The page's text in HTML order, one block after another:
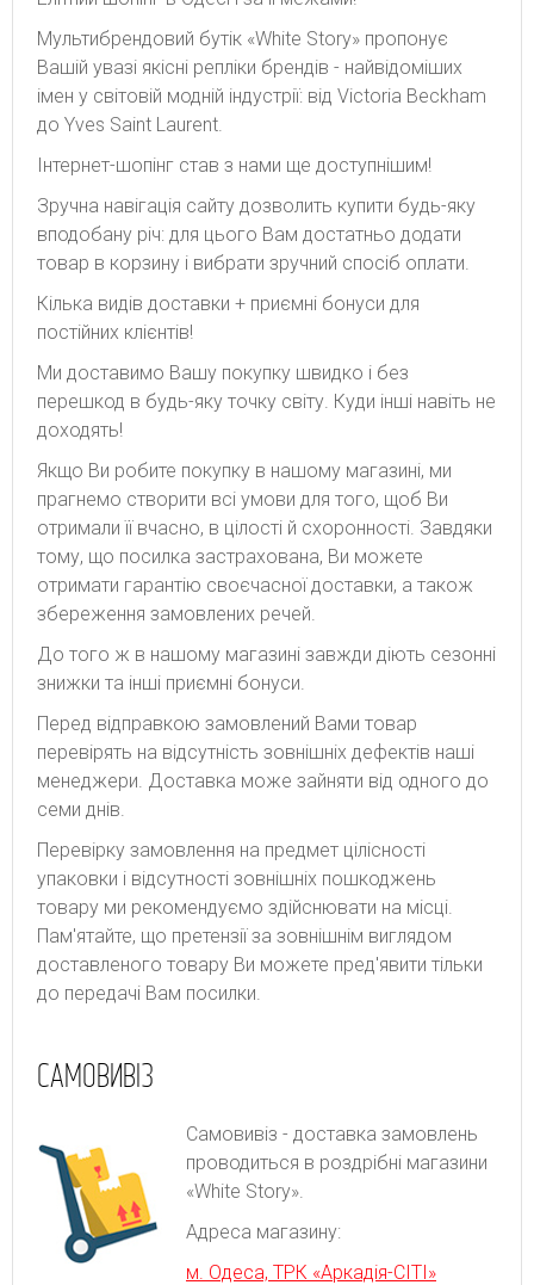
Мультибрендовий бутік «White Story» пропонує
Вашій увазі якісні репліки брендів - найвідоміших
імен у світовій модній індустрії: від Victoria Beckham
до Yves Saint Laurent.
Інтернет-шопінг став з нами ще доступнішим!
Зручна навігація сайту дозволить купити будь-яку
вподобану річ: для цього Вам достатньо додати
товар в корзину і вибрати зручний спосіб оплати.
Кілька видів доставки + приємні бонуси для
постійних клієнтів!
Ми доставимо Вашу покупку швидко і без
перешкод в будь-яку точку світу. Куди інші навіть не
доходять!
Якщо Ви робите покупку в нашому магазині, ми
прагнемо створити всі умови для того, щоб Ви
отримали її вчасно, в цілості й схоронності. Завдяки
тому, що посилка застрахована, Ви можете
отримати гарантію своєчасної доставки, а також
збереження замовлених речей.
До того ж в нашому магазині завжди діють сезонні
знижки та інші приємні бонуси.
Перед відправкою замовлений Вами товар
перевірять на відсутність зовнішніх дефектів наші
менеджери. Доставка може зайняти від одного до
семи днів.
Перевірку замовлення на предмет цілісності
упаковки і відсутності зовнішніх пошкоджень
товару ми рекомендуємо здійснювати на місці.
Пам'ятайте, що претензії за зовнішнім виглядом
доставленого товару Ви можете пред'явити тільки
до передачі Вам посилки.
САМОВИВІЗ
Самовивіз - доставка замовлень
проводиться в роздрібні магазини
«White Story».
Адреса магазину:
м. Одеса, ТРК «Аркадія-СІТІ»